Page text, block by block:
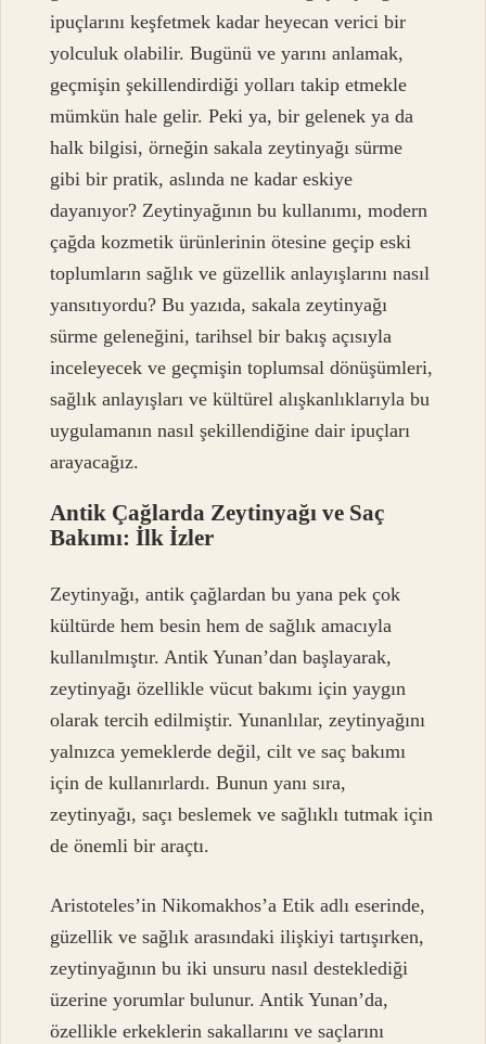
ipuçlarını keşfetmek kadar heyecan verici bir
yolculuk olabilir. Bugünü ve yarını anlamak,
geçmişin şekillendirdiği yolları takip etmekle
mümkün hale gelir. Peki ya, bir gelenek ya da
halk bilgisi, örneğin sakala zeytinyağı sürme
gibi bir pratik, aslında ne kadar eskiye
dayanıyor? Zeytinyağının bu kullanımı, modern
çağda kozmetik ürünlerinin ötesine geçip eski
toplumların sağlık ve güzellik anlayışlarını nasıl
yansıtıyordu? Bu yazıda, sakala zeytinyağı
sürme geleneğini, tarihsel bir bakış açısıyla
inceleyecek ve geçmişin toplumsal dönüşümleri,
sağlık anlayışları ve kültürel alışkanlıklarıyla bu
uygulamanın nasıl şekillendiğine dair ipuçları
arayacağız.
Antik Çağlarda Zeytinyağı ve Saç
Bakımı: İlk İzler
Zeytinyağı, antik çağlardan bu yana pek çok
kültürde hem besin hem de sağlık amacıyla
kullanılmıştır. Antik Yunan’dan başlayarak,
zeytinyağı özellikle vücut bakımı için yaygın
olarak tercih edilmiştir. Yunanlılar, zeytinyağını
yalnızca yemeklerde değil, cilt ve saç bakımı
için de kullanırlardı. Bunun yanı sıra,
zeytinyağı, saçı beslemek ve sağlıklı tutmak için
de önemli bir araçtı.
Aristoteles’in Nikomakhos’a Etik adlı eserinde,
güzellik ve sağlık arasındaki ilişkiyi tartışırken,
zeytinyağının bu iki unsuru nasıl desteklediği
üzerine yorumlar bulunur. Antik Yunan’da,
özellikle erkeklerin sakallarını ve saçlarını